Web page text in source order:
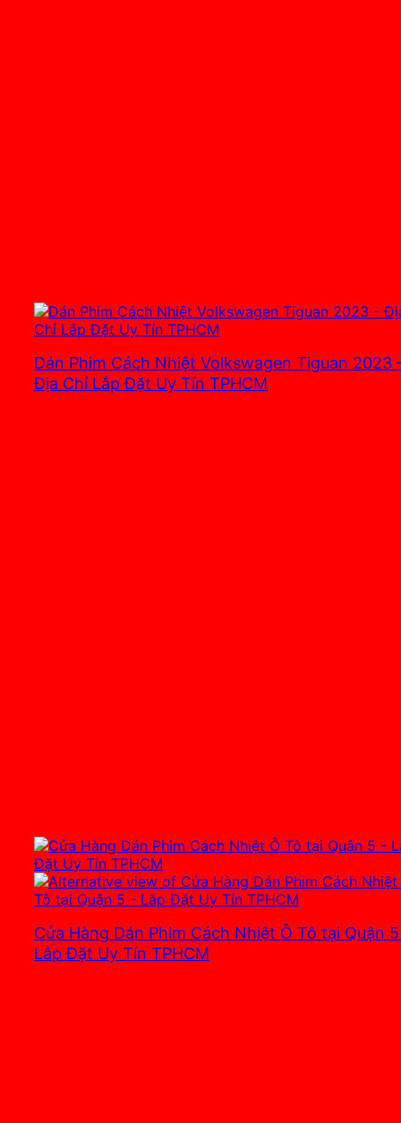
Dán Phim Cách Nhiệt Volkswagen Tiguan 2023
Địa Chỉ Lắp Đặt Uy Tín TPHCM
Cửa Hàng Dán Phim Cách Nhiệt Ô Tô tại Quận
Lắp Đặt Uy Tín TPHCM